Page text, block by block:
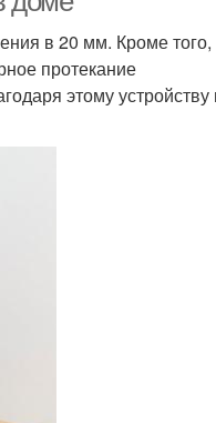
в 20 мм. Кроме того,
протекание
этому устройству